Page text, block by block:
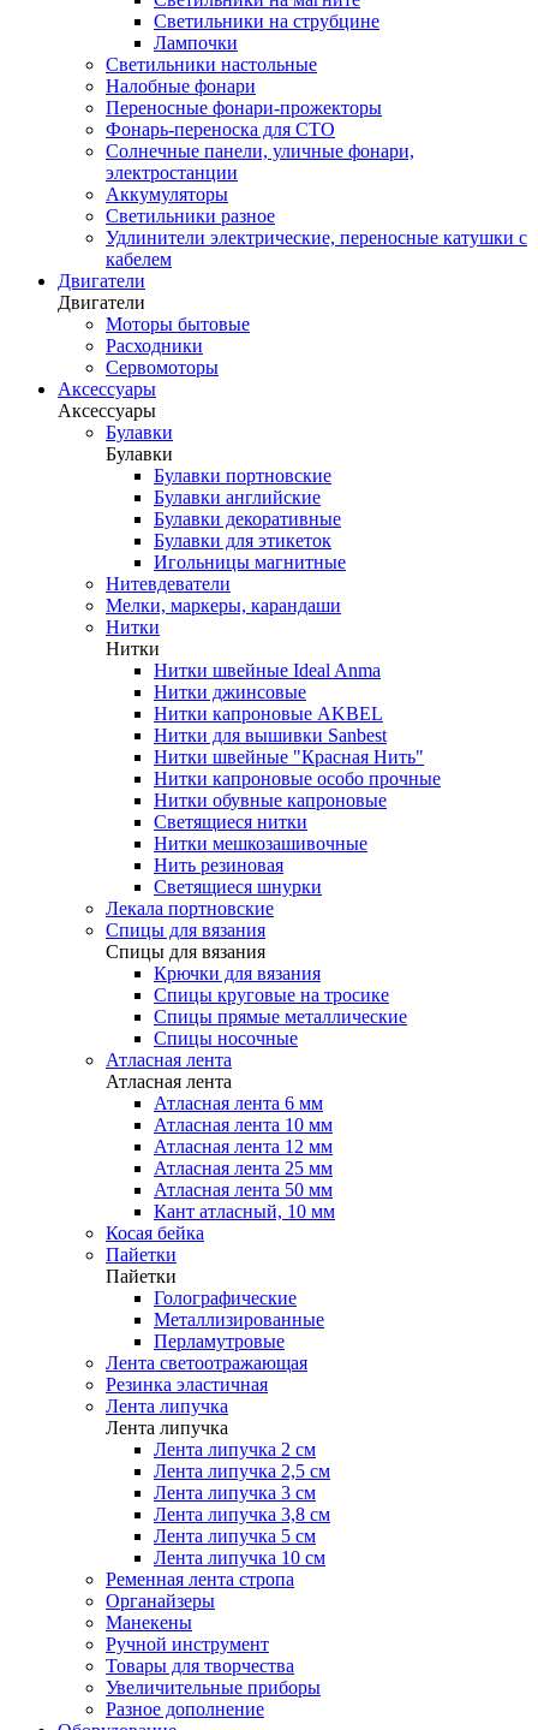
Светильники на струбцине
Лампочки
Светильники настольные
Налобные фонари
Переносные фонари-прожекторы
Фонарь-переноска для СТО
Солнечные панели, уличные фонари,
электростанции
Аккумуляторы
Светильники разное
Удлинители электрические, переносные катушки с
кабелем
Двигатели
Двигатели
Моторы бытовые
Расходники
Сервомоторы
Аксессуары
Аксессуары
Булавки
Булавки
Булавки портновские
Булавки английские
Булавки декоративные
Булавки для этикеток
Игольницы магнитные
Нитевдеватели
Мелки, маркеры, карандаши
Нитки
Нитки
Нитки швейные Ideal Anma
Нитки джинсовые
Нитки капроновые AKBEL
Нитки для вышивки Sanbest
Нитки швейные "Красная Нить"
Нитки капроновые особо прочные
Нитки обувные капроновые
Светящиеся нитки
Нитки мешкозашивочные
Нить резиновая
Светящиеся шнурки
Лекала портновские
Спицы для вязания
Спицы для вязания
Крючки для вязания
Спицы круговые на тросике
Спицы прямые металлические
Спицы носочные
Атласная лента
Атласная лента
Атласная лента 6 мм
Атласная лента 10 мм
Атласная лента 12 мм
Атласная лента 25 мм
Атласная лента 50 мм
Кант атласный, 10 мм
Косая бейка
Пайетки
Пайетки
Голографические
Металлизированные
Перламутровые
Лента светоотражающая
Резинка эластичная
Лента липучка
Лента липучка
Лента липучка 2 см
Лента липучка 2,5 см
Лента липучка 3 см
Лента липучка 3,8 см
Лента липучка 5 см
Лента липучка 10 см
Ременная лента стропа
Органайзеры
Манекены
Ручной инструмент
Товары для творчества
Увеличительные приборы
Разное дополнение